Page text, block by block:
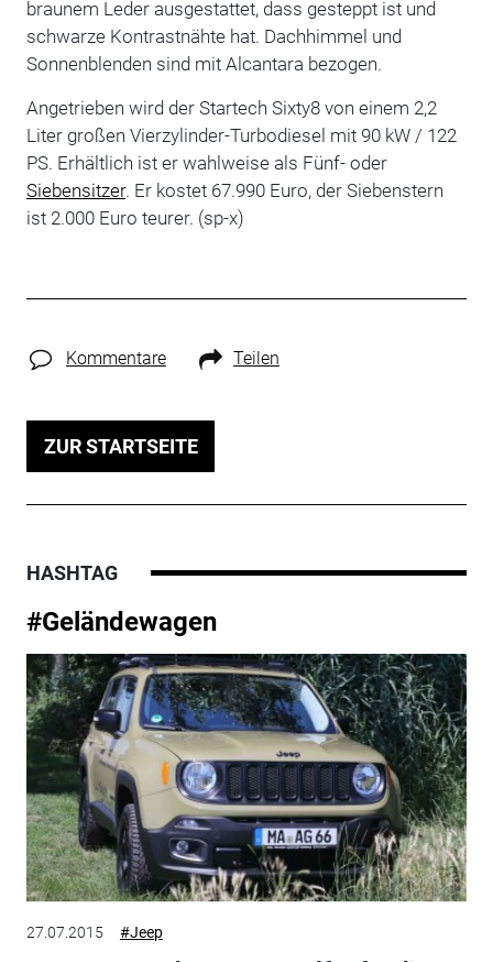
braunem Leder ausgestattet, dass gesteppt ist und
schwarze Kontrastnähte hat. Dachhimmel und
Sonnenblenden sind mit Alcantara bezogen.
Angetrieben wird der Startech Sixty8 von einem 2,2
Liter großen Vierzylinder-Turbodiesel mit 90 kW / 122
PS. Erhältlich ist er wahlweise als Fünf- oder
Siebensitzer. Er kostet 67.990 Euro, der Siebenstern
ist 2.000 Euro teurer. (sp-x)
Kommentare Teilen
ZUR STARTSEITE
HASHTAG
#Geländewagen
27.07.2015 #Jeep